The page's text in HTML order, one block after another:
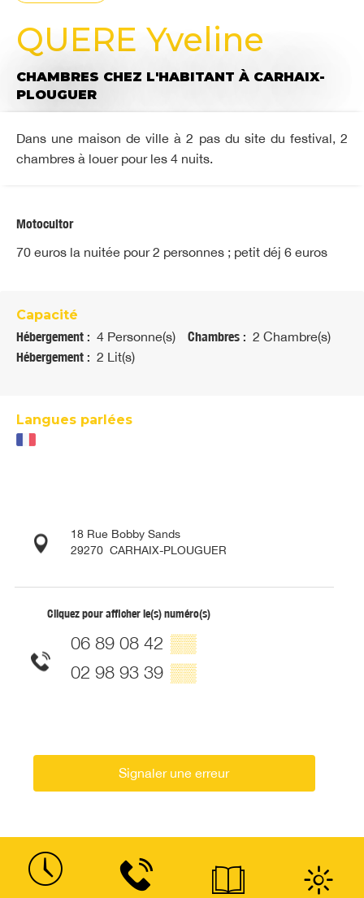
QUERE Yveline
CHAMBRES CHEZ L'HABITANT À CARHAIX-
PLOUGUER
Dans une maison de ville à 2 pas du site du festival, 2
chambres à louer pour les 4 nuits.
Motocultor
70 euros la nuitée pour 2 personnes ; petit déj 6 euros
Capacité
Hébergement : 4 Personne(s) Chambres : 2 Chambre(s)
Hébergement : 2 Lit(s)
Langues parlées
18 Rue Bobby Sands
29270 CARHAIX-PLOUGUER
Cliquez pour afficher le(s) numéro(s)
06 89 08 42 ▒▒
02 98 93 39 ▒▒
Signaler une erreur